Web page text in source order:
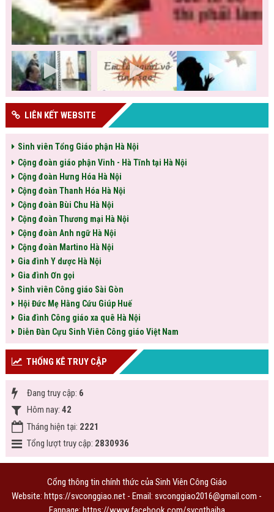
LIÊN KẾT WEBSITE
Sinh viên Tổng Giáo phận Hà Nội
Cộng đoàn giáo phận Vinh - Hà Tĩnh tại Hà Nội
Cộng đoàn Hưng Hóa Hà Nội
Cộng đoàn Thanh Hóa Hà Nội
Cộng đoàn Bùi Chu Hà Nội
Cộng đoàn Thương mại Hà Nội
Cộng đoàn Anh ngữ Hà Nội
Cộng đoàn Martino Hà Nội
Gia đình Y dược Hà Nội
Gia đình Ơn gọi
Sinh viên Công giáo Sài Gòn
Hội Đức Mẹ Hằng Cứu Giúp Huế
Gia đình Công giáo xa quê Hà Nội
Diễn Đàn Cựu Sinh Viên Công giáo Việt Nam
THỐNG KÊ TRUY CẬP
Đang truy cập: 6
Hôm nay: 42
Tháng hiện tại: 2221
Tổng lượt truy cập: 2830936
Cổng thông tin chính thức của Sinh Viên Công Giáo
Website: https://svconggiao.net - Email: svconggiao2016@gmail.com -